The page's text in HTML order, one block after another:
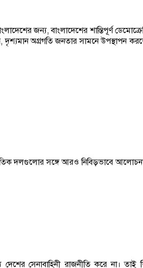
জন্য, বাংলাদেশের শান্তিপূর্ণ
অগ্রগতি জনতার সামনে উপস্থাপন
দলগুলোর সঙ্গে আরও নিবিড়ভাবে
রাজনীতি করে না। তাই